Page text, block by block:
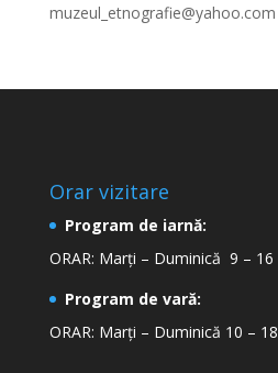
muzeul_etnografie@yahoo.com
Orar vizitare
Program de iarnă:
ORAR: Marți – Duminică 9 – 16
Program de vară:
ORAR: Marți – Duminică 10 – 18